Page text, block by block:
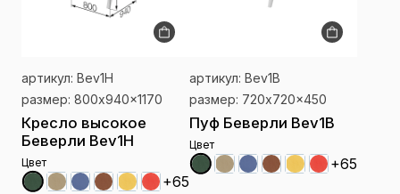
артикул: Bev1H
размер: 800x940x1170
Кресло высокое
Беверли Bev1H
Цвет
+65
артикул: Bev1B
размер: 720x720x450
Пуф Беверли Bev1B
Цвет
+65